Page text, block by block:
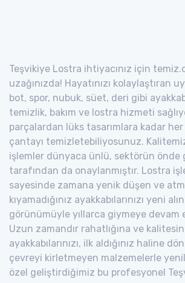
Teşvikiye Lostra ihtiyacınız için
uzağınızda! Hayatınızı kolaylaştıran
bot, spor, nubuk, süet, deri gibi
temizlik, bakım ve lostra hizmeti
parçalardan lüks tasarımlara kadar her
çantayı temizletebiliyosunuz. Kalitemiz
işlemler dünyaca ünlü, sektörün önde
tarafından da onaylanmıştır. Lostra
sayesinde zamana yenik düşen ve
kıyamadığınız ayakkabılarınızı yeni
görünümüyle yıllarca giymeye devam
Uzun zamandır rahatlığına ve
ayakkabılarınızı, ilk aldığınız haline
çevreyi kirletmeyen malzemelerle
özel geliştirdiğimiz bu profesyonel